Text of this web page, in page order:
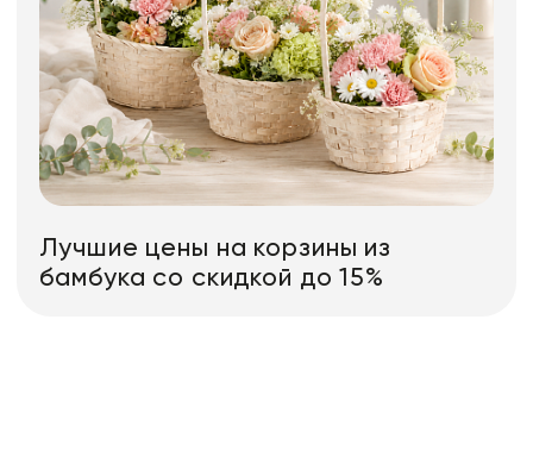
Лучшие цены на корзины из
бамбука со скидкой до 15%